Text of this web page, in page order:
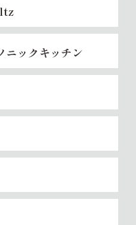
ニックキッチン